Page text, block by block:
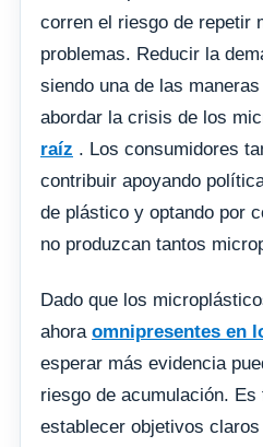
corren el riesgo de repetir
problemas. Reducir la
siendo una de las
abordar la crisis de los
raíz . Los consumidores
contribuir apoyando
de plástico y optando por
no produzcan tantos
Dado que los
ahora omnipresentes en
esperar más evidencia
riesgo de acumulación. Es
establecer objetivos